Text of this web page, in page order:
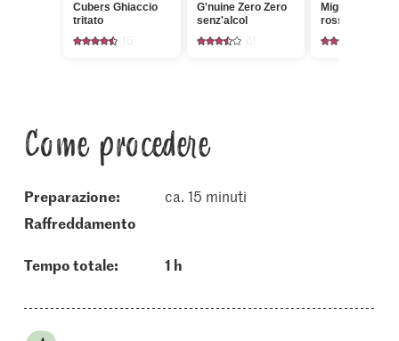
Cubers Ghiaccio
tritato
G'nuine Zero Zero
senz'alcol
Migros Mirtillo
rosso
Come procedere
Preparazione:
ca. 15 minuti
raffreddamento
Tempo totale: 1 h